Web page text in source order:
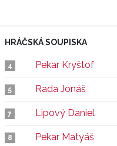
HRÁČSKÁ SOUPISKA
4 Pekar Kryštof
5 Rada Jonáš
7 Lipový Daniel
8 Pekar Matyáš